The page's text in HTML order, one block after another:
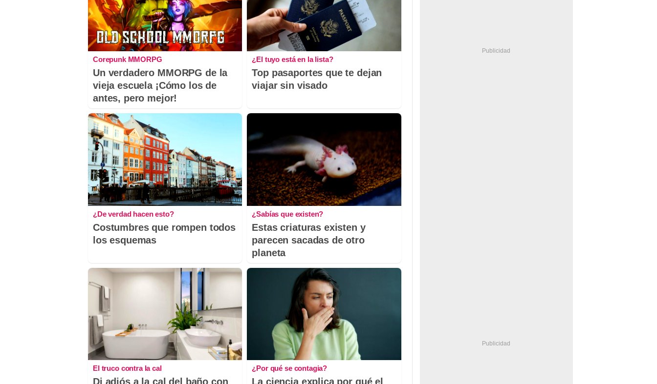
Corepunk MMORPG
Un verdadero MMORPG de la
vieja escuela ¡Cómo los de
antes, pero mejor!
¿El tuyo está en la lista?
Top pasaportes que te dejan
viajar sin visado
¿De verdad hacen esto?
Costumbres que rompen todos
los esquemas
¿Sabías que existen?
Estas criaturas existen y
parecen sacadas de otro
planeta
El truco contra la cal
Di adiós a la cal del baño con
¿Por qué se contagia?
La ciencia explica por qué el